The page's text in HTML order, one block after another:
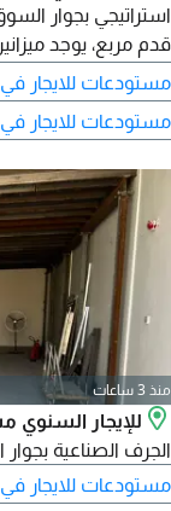
قدم مربع، يوجد
فرصة ممتازة لأصحاب
والمعاينة، تواصل
مستودعات للايجار
مستودعات للايجار
منذ 3 ساعات
الجرف الصناعية
مستودعات للايجار